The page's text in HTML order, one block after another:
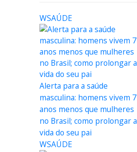
WSAÚDE
Alerta para a saúde
masculina: homens vivem 7
anos menos que mulheres
no Brasil; como prolongar a
vida do seu pai
WSAÚDE